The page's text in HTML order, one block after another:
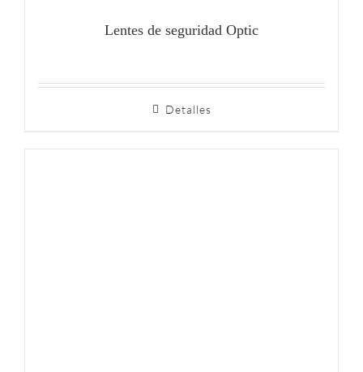
Lentes de seguridad Optic
Detalles